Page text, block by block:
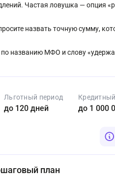
Частая ловушка — опция
назвать точную сумму,
названию МФО и слову
Льготный период
до 120 дней до 1 000
план